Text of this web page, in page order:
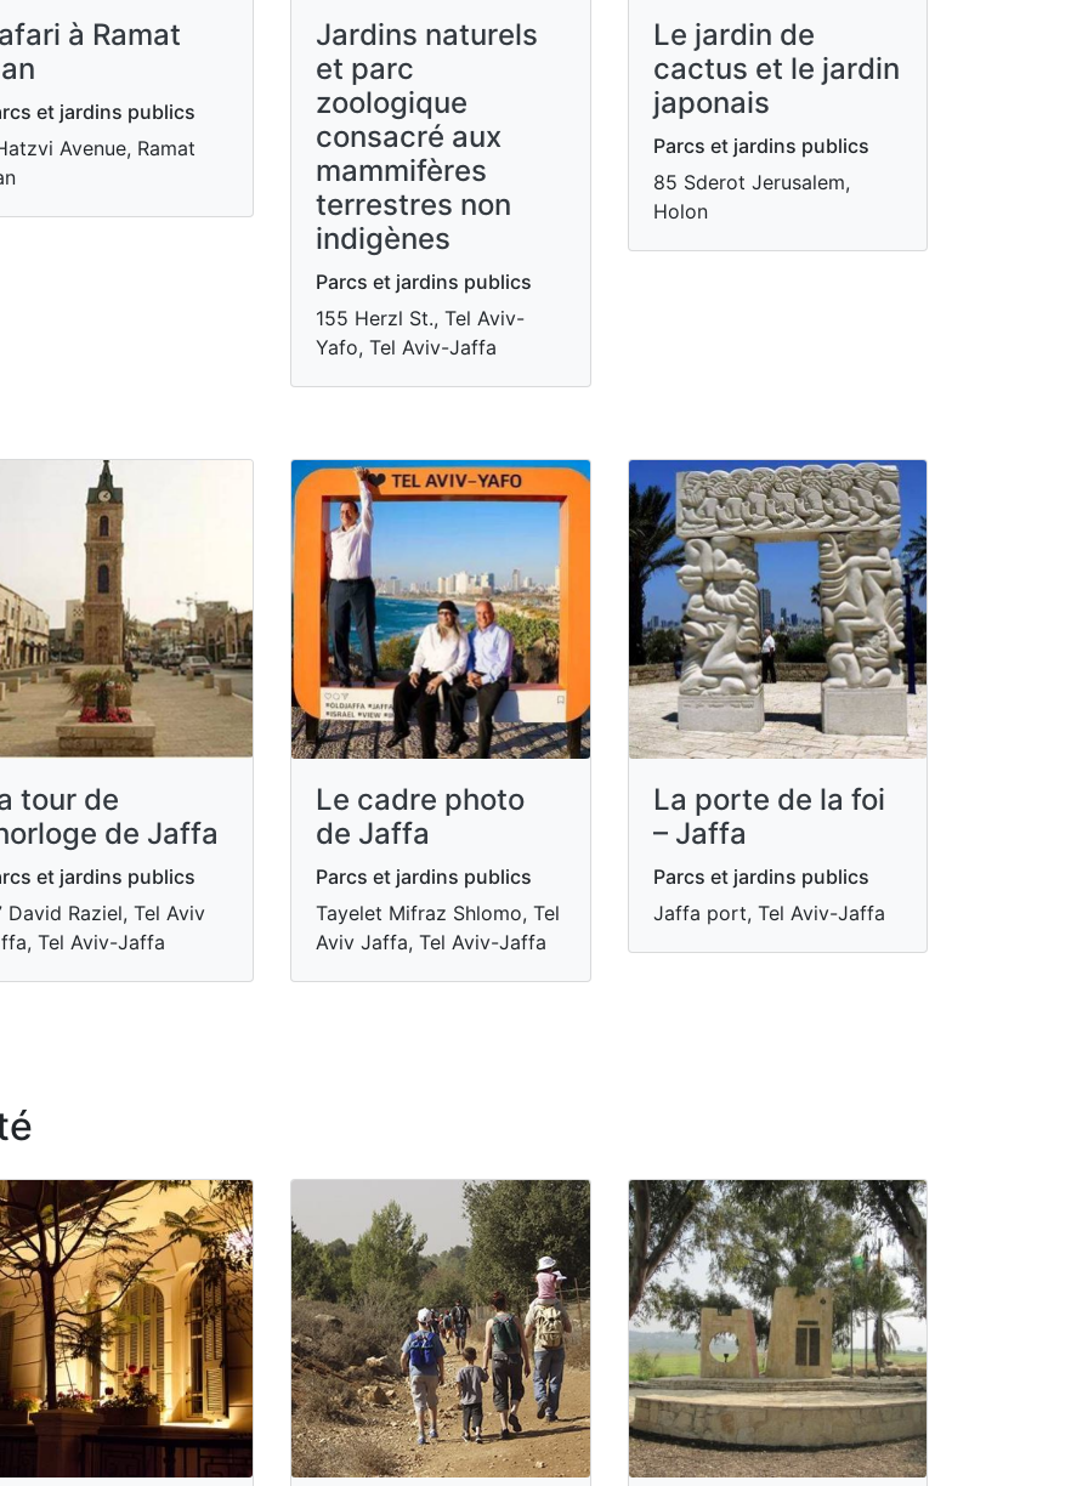
à Ramat
et jardins publics
Avenue, Ramat
Jardins naturels
et parc
zoologique
consacré aux
mammifères
terrestres non
indigènes
Parcs et jardins publics
155 Herzl St., Tel Aviv-
Yafo, Tel Aviv-Jaffa
Le jardin de
cactus et le jardin
japonais
Parcs et jardins publics
85 Sderot Jerusalem,
Holon
tour de
de Jaffa
et jardins publics
David Raziel, Tel Aviv
Tel Aviv-Jaffa
Le cadre photo
de Jaffa
Parcs et jardins publics
Tayelet Mifraz Shlomo, Tel
Aviv Jaffa, Tel Aviv-Jaffa
La porte de la foi
– Jaffa
Parcs et jardins publics
Jaffa port, Tel Aviv-Jaffa